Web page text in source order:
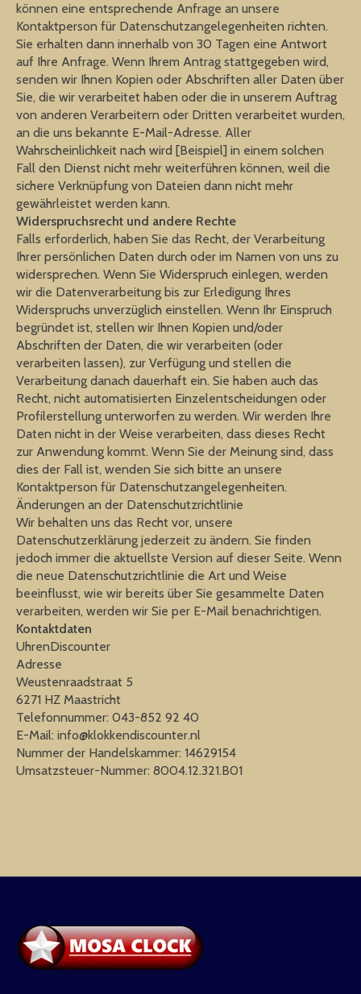
können eine entsprechende Anfrage an unsere
Kontaktperson für Datenschutzangelegenheiten richten.
Sie erhalten dann innerhalb von 30 Tagen eine Antwort
auf Ihre Anfrage. Wenn Ihrem Antrag stattgegeben wird,
senden wir Ihnen Kopien oder Abschriften aller Daten über
Sie, die wir verarbeitet haben oder die in unserem Auftrag
von anderen Verarbeitern oder Dritten verarbeitet wurden,
an die uns bekannte E-Mail-Adresse. Aller
Wahrscheinlichkeit nach wird [Beispiel] in einem solchen
Fall den Dienst nicht mehr weiterführen können, weil die
sichere Verknüpfung von Dateien dann nicht mehr
gewährleistet werden kann.
Widerspruchsrecht und andere Rechte
Falls erforderlich, haben Sie das Recht, der Verarbeitung
Ihrer persönlichen Daten durch oder im Namen von uns zu
widersprechen. Wenn Sie Widerspruch einlegen, werden
wir die Datenverarbeitung bis zur Erledigung Ihres
Widerspruchs unverzüglich einstellen. Wenn Ihr Einspruch
begründet ist, stellen wir Ihnen Kopien und/oder
Abschriften der Daten, die wir verarbeiten (oder
verarbeiten lassen), zur Verfügung und stellen die
Verarbeitung danach dauerhaft ein. Sie haben auch das
Recht, nicht automatisierten Einzelentscheidungen oder
Profilerstellung unterworfen zu werden. Wir werden Ihre
Daten nicht in der Weise verarbeiten, dass dieses Recht
zur Anwendung kommt. Wenn Sie der Meinung sind, dass
dies der Fall ist, wenden Sie sich bitte an unsere
Kontaktperson für Datenschutzangelegenheiten.
Änderungen an der Datenschutzrichtlinie
Wir behalten uns das Recht vor, unsere
Datenschutzerklärung jederzeit zu ändern. Sie finden
jedoch immer die aktuellste Version auf dieser Seite. Wenn
die neue Datenschutzrichtlinie die Art und Weise
beeinflusst, wie wir bereits über Sie gesammelte Daten
verarbeiten, werden wir Sie per E-Mail benachrichtigen.
Kontaktdaten
UhrenDiscounter
Adresse
Weustenraadstraat 5
6271 HZ Maastricht
Telefonnummer: 043-852 92 40
E-Mail: info@klokkendiscounter.nl
Nummer der Handelskammer: 14629154
Umsatzsteuer-Nummer: 8004.12.321.B01